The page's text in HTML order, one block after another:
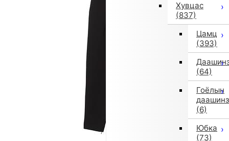
Хувцас
(837)
Цамц
(393)
(64)
Гоёлын
даашинз
(6)
Юбка
(73)